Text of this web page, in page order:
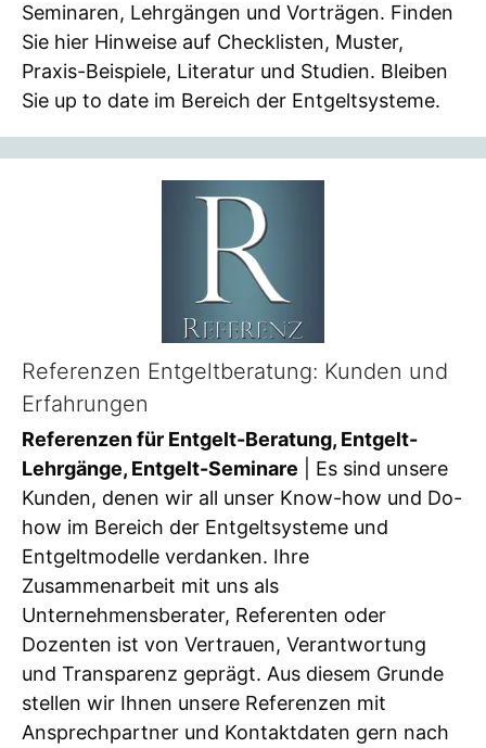
Seminaren, Lehrgängen und Vorträgen. Finden
Sie hier Hinweise auf Checklisten, Muster,
Praxis-Beispiele, Literatur und Studien. Bleiben
Sie up to date im Bereich der Entgeltsysteme.
Referenzen Entgeltberatung: Kunden und
Erfahrungen
Referenzen für Entgelt-Beratung, Entgelt-
Lehrgänge, Entgelt-Seminare | Es sind unsere
Kunden, denen wir all unser Know-how und Do-
how im Bereich der Entgeltsysteme und
Entgeltmodelle verdanken. Ihre
Zusammenarbeit mit uns als
Unternehmensberater, Referenten oder
Dozenten ist von Vertrauen, Verantwortung
und Transparenz geprägt. Aus diesem Grunde
stellen wir Ihnen unsere Referenzen mit
Ansprechpartner und Kontaktdaten gern nach